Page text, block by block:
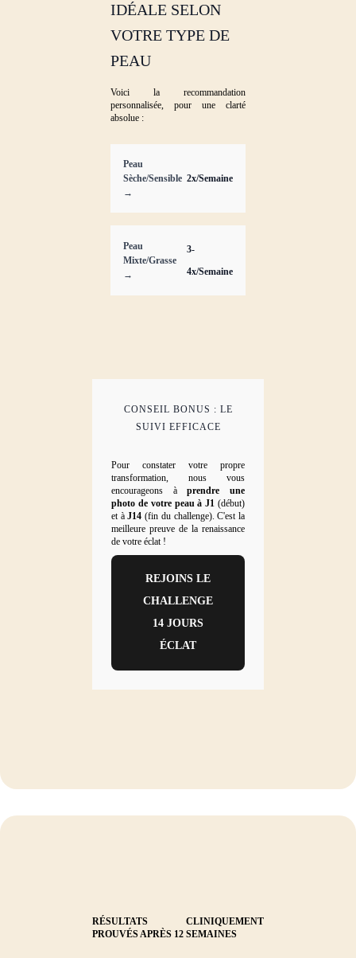
IDÉALE SELON
VOTRE TYPE DE
PEAU
Voici la recommandation
personnalisée, pour une clarté
absolue :
Peau
Sèche/Sensible
→
2x/Semaine
Peau
Mixte/Grasse
→
3-
4x/Semaine
CONSEIL BONUS : LE
SUIVI EFFICACE
Pour constater votre propre
transformation, nous vous
encourageons àprendre une
photo de votre peau à J1 (début)
et àJ14 (fin du challenge). C'est la
meilleure preuve de la renaissance
de votre éclat !
REJOINS LE
CHALLENGE
14 JOURS
ÉCLAT
RÉSULTATS CLINIQUEMENT
PROUVÉS APRÈS 12 SEMAINES